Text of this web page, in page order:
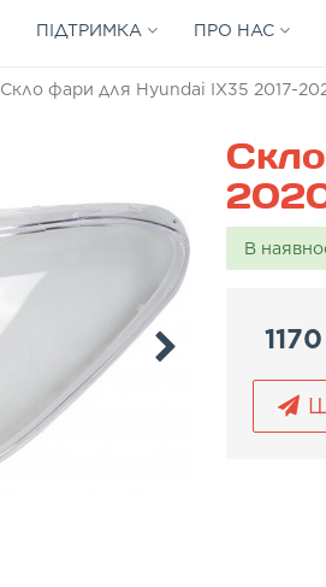
ПІДТРИМКА ПРО НАС
Скло фари для Hyundai IX35 2017-
В